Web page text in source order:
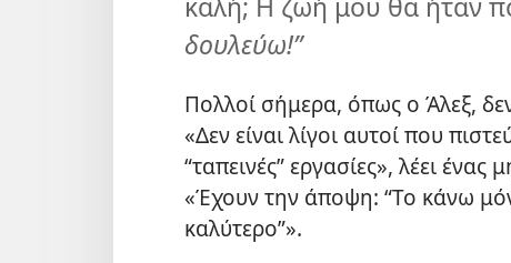
δουλεύω!”
Πολλοί σήμερα, όπως ο Άλεξ,
«Δεν είναι λίγοι αυτοί που
“ταπεινές” εργασίες», λέει
«Έχουν την άποψη: “Το κάνω
καλύτερο”».